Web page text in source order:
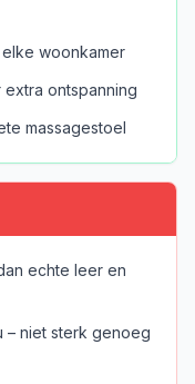
woonkamer
ontspanning
massagestoel
echte leer en
– niet sterk genoeg